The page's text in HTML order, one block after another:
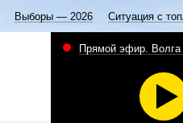
Выборы — 2026 Ситуация с
Прямой эфир. Волга